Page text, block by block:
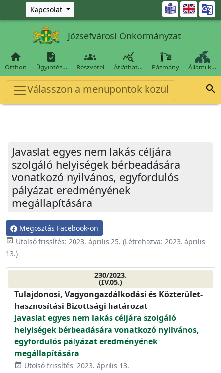
Ugrás a fő tartalomra
Kapcsolat 
Józsefvárosi Önkormányzat

Otthon

Ügyintéz…

Részvétel

Átláthat… Pázmány Állami k…
Válasszon a menüpontok közül 
Javaslat egyes nem lakás céljára
szolgáló helyiségek bérbeadására
vonatkozó nyilvános, egyfordulós
pályázat eredményének
megállapítására
Megosztás Facebook-on
event_available Utolsó frissítés: 2023. április 25. (Létrehozva: 2023. április
13.)
230/2023.
(IV.05.)
Tulajdonosi, Vagyongazdálkodási és Közterület-
hasznosítási Bizottsági határozat
Javaslat egyes nem lakás céljára szolgáló
helyiségek bérbeadására vonatkozó nyilvános,
egyfordulós pályázat eredményének
megállapítására
event_available Utolsó frissítés: 2023. április 13.